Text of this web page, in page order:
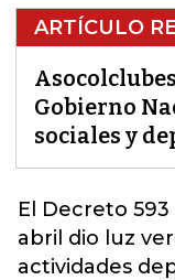
ARTÍCULO
Gobierno
sociales y
El Decreto
abril dio luz
actividades